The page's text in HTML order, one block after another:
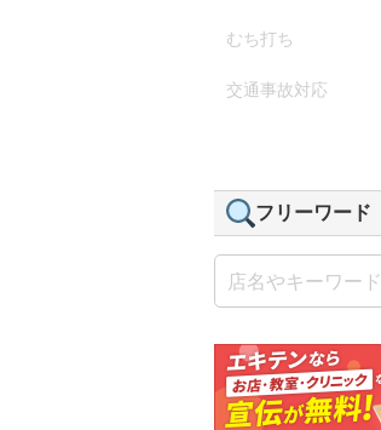
むち打ち
交通事故対応
フリーワード